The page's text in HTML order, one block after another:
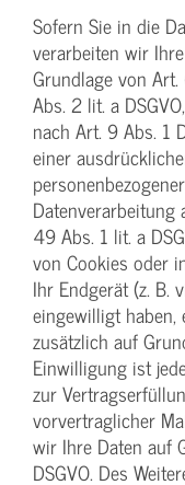
Sofern Sie in die
verarbeiten wir
Grundlage von
Abs. 2 lit. a
nach Art. 9 Abs. 1
einer
49 Abs. 1 lit. a
von Cookies oder
Ihr Endgerät (z. B.
eingewilligt
zusätzlich auf
Einwilligung ist
zur
vorvertraglicher
wir Ihre Daten auf
DSGVO. Des